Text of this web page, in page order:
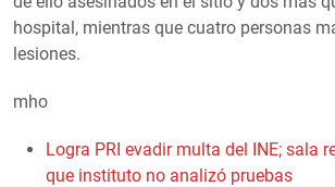
hospital, mientras que cuatro personas
lesiones.
mho
Logra PRI evadir multa del INE; sala
que instituto no analizó pruebas